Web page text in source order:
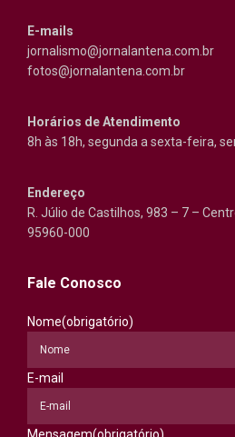
E-mails
jornalismo@jornalantena.com.br
fotos@jornalantena.com.br
Horários de Atendimento
8h às 18h, segunda a sexta-feira,
Endereço
R. Júlio de Castilhos, 983 – 7 –
95960-000
Fale Conosco
Nome(obrigatório)
E-mail